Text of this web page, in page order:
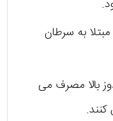
به سرطان
بالا مصرف می
کنند.